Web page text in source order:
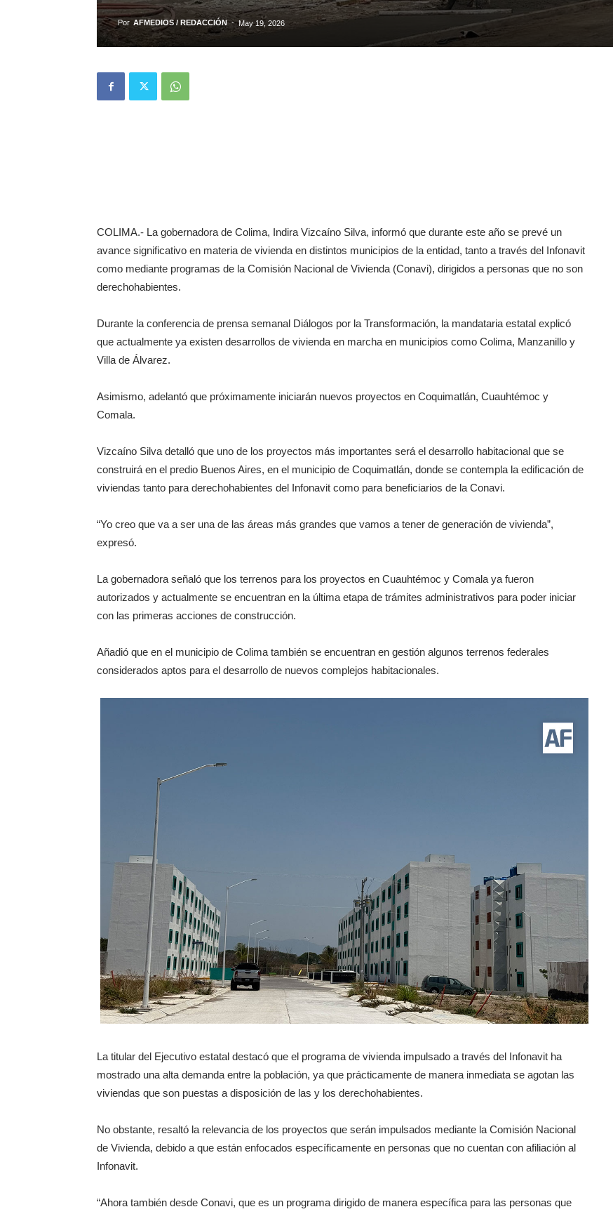
Por AFMEDIOS / REDACCIÓN - May 19, 2026
COLIMA.- La gobernadora de Colima, Indira Vizcaíno Silva, informó que durante este año se prevé un
avance significativo en materia de vivienda en distintos municipios de la entidad, tanto a través del Infonavit
como mediante programas de la Comisión Nacional de Vivienda (Conavi), dirigidos a personas que no son
derechohabientes.
Durante la conferencia de prensa semanal Diálogos por la Transformación, la mandataria estatal explicó
que actualmente ya existen desarrollos de vivienda en marcha en municipios como Colima, Manzanillo y
Villa de Álvarez.
Asimismo, adelantó que próximamente iniciarán nuevos proyectos en Coquimatlán, Cuauhtémoc y
Comala.
Vizcaíno Silva detalló que uno de los proyectos más importantes será el desarrollo habitacional que se
construirá en el predio Buenos Aires, en el municipio de Coquimatlán, donde se contempla la edificación de
viviendas tanto para derechohabientes del Infonavit como para beneficiarios de la Conavi.
“Yo creo que va a ser una de las áreas más grandes que vamos a tener de generación de vivienda”,
expresó.
La gobernadora señaló que los terrenos para los proyectos en Cuauhtémoc y Comala ya fueron
autorizados y actualmente se encuentran en la última etapa de trámites administrativos para poder iniciar
con las primeras acciones de construcción.
Añadió que en el municipio de Colima también se encuentran en gestión algunos terrenos federales
considerados aptos para el desarrollo de nuevos complejos habitacionales.
La titular del Ejecutivo estatal destacó que el programa de vivienda impulsado a través del Infonavit ha
mostrado una alta demanda entre la población, ya que prácticamente de manera inmediata se agotan las
viviendas que son puestas a disposición de las y los derechohabientes.
No obstante, resaltó la relevancia de los proyectos que serán impulsados mediante la Comisión Nacional
de Vivienda, debido a que están enfocados específicamente en personas que no cuentan con afiliación al
Infonavit.
“Ahora también desde Conavi, que es un programa dirigido de manera específica para las personas que